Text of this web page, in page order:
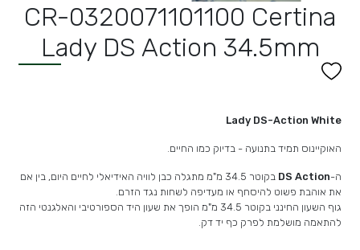
CR-0320071101100 Certina
Lady DS Action 34.5mm
Lady DS-Action White
האוקיינוס ​​תמיד בתנועה - בדיוק כמו החיים.
ה-DS Action
בקוטר 34.5 מ"מ מתגלה כבן לוויה האידיאלי לחיים היום, בין אם
את אוהבת פשוט להיסחף או מעדיפה לשחות נגד הזרם.
גוף השעון החינני בקוטר 34.5 מ"מ הופך את שעון היד הספורטיבי והאלגנטי הזה
להתאמה מושלמת לפרק כף יד דק.